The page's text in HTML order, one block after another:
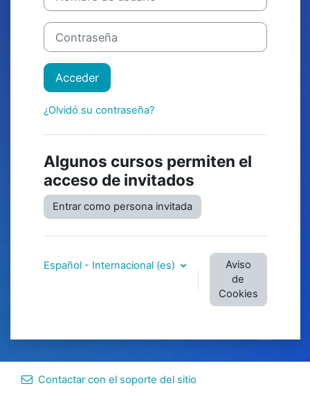
Contraseña
Acceder
¿Olvidó su contraseña?
Algunos cursos permiten el
acceso de invitados
Entrar como persona invitada
Español - Internacional ‎(es)‎
Aviso
de
Cookies
Contactar con el soporte del sitio